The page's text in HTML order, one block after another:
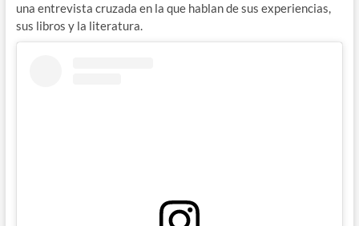
una entrevista cruzada en la que hablan de sus experiencias,
sus libros y la literatura.